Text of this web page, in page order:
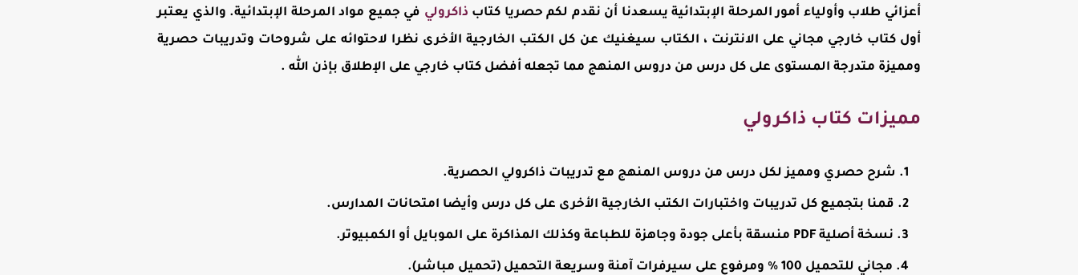
أعزائي طلاب وأولياء أمور المرحلة الإبتدائية يسعدنا أن نقدم لكم حصريا كتاب ذاكرولي في جميع مواد المرحلة الإبتدائية. والذي يعتبر
أول كتاب خارجي مجاني على الانترنت ، الكتاب سيغنيك عن كل الكتب الخارجية الأخرى نظرا لاحتوائه على شروحات وتدريبات حصرية
ومميزة متدرجة المستوى على كل درس من دروس المنهج مما تجعله أفضل كتاب خارجي على الإطلاق بإذن الله .
مميزات كتاب ذاكرولي
شرح حصري ومميز لكل درس من دروس المنهج مع تدريبات ذاكرولي الحصرية.
قمنا بتجميع كل تدريبات واختبارات الكتب الخارجية الأخرى على كل درس وأيضا امتحانات المدارس.
نسخة أصلية PDF منسقة بأعلى جودة وجاهزة للطباعة وكذلك المذاكرة على الموبايل أو الكمبيوتر.
مجاني للتحميل 100 % ومرفوع على سيرفرات آمنة وسريعة التحميل (تحميل مباشر).